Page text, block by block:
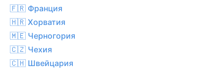
🇫🇷 Франция
🇭🇷 Хорватия
🇲🇪 Черногория
🇨🇿 Чехия
🇨🇭 Швейцария